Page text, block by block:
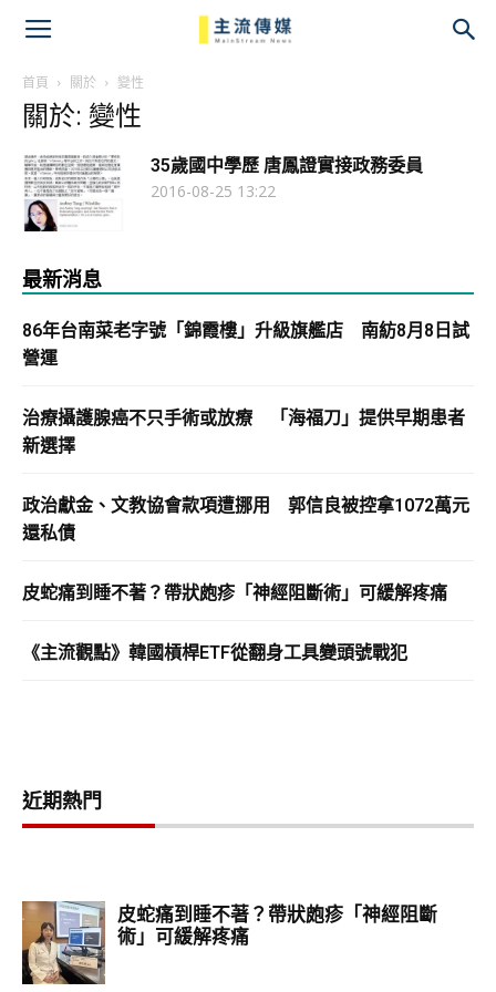
首頁 關於 變性
關於: 變性
35歲國中學歷 唐鳳證實接政務委員
2016-08-25 13:22
最新消息
86年台南菜老字號「錦霞樓」升級旗艦店 南紡8月8日試
營運
治療攝護腺癌不只手術或放療 「海福刀」提供早期患者
新選擇
政治獻金、文教協會款項遭挪用 郭信良被控拿1072萬元
還私債
皮蛇痛到睡不著？帶狀皰疹「神經阻斷術」可緩解疼痛
《主流觀點》韓國槓桿ETF從翻身工具變頭號戰犯
近期熱門